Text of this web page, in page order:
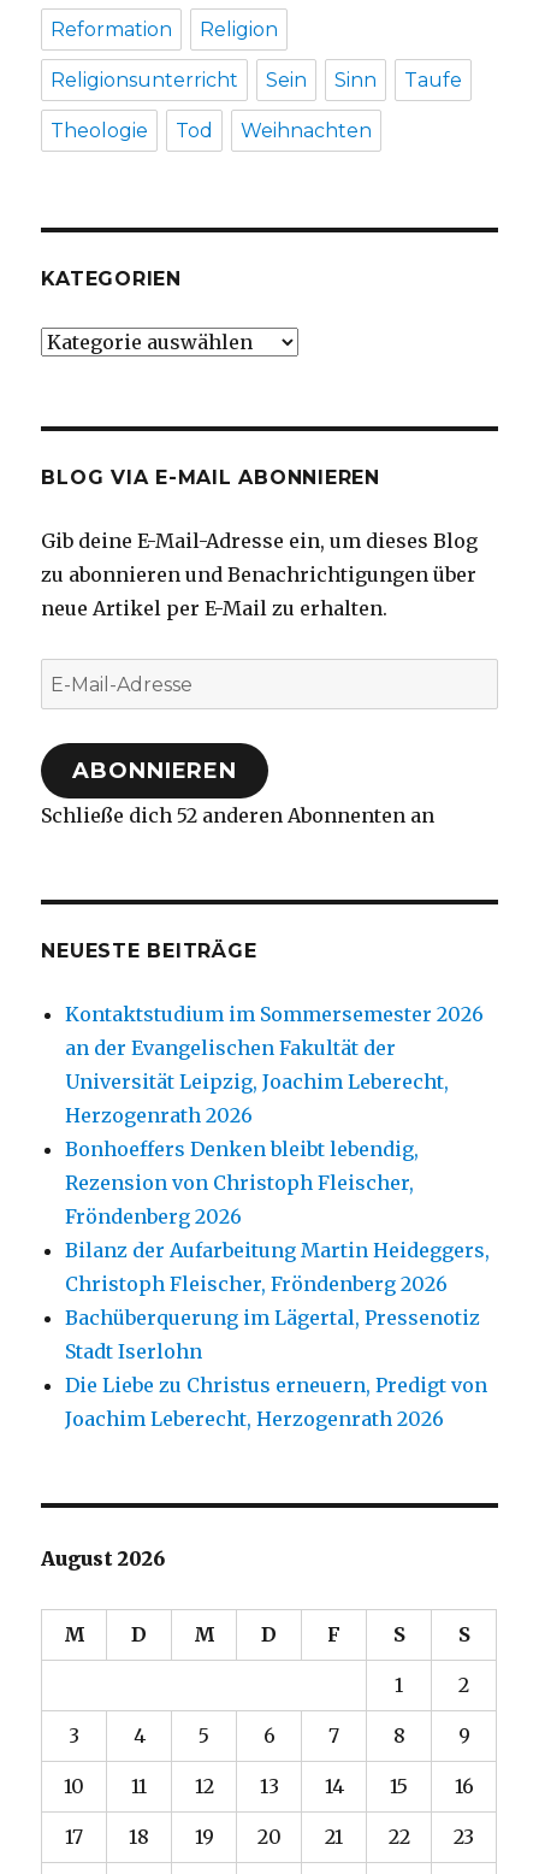
Reformation Religion
Religionsunterricht Sein Sinn Taufe
Theologie Tod Weihnachten
KATEGORIEN
Kategorien
BLOG VIA E-MAIL ABONNIEREN
Gib deine E-Mail-Adresse ein, um dieses Blog
zu abonnieren und Benachrichtigungen über
neue Artikel per E-Mail zu erhalten.
E-
Mail-
Adresse
ABONNIEREN
Schließe dich 52 anderen Abonnenten an
NEUESTE BEITRÄGE
Kontaktstudium im Sommersemester 2026
an der Evangelischen Fakultät der
Universität Leipzig, Joachim Leberecht,
Herzogenrath 2026
Bonhoeffers Denken bleibt lebendig,
Rezension von Christoph Fleischer,
Fröndenberg 2026
Bilanz der Aufarbeitung Martin Heideggers,
Christoph Fleischer, Fröndenberg 2026
Bachüberquerung im Lägertal, Pressenotiz
Stadt Iserlohn
Die Liebe zu Christus erneuern, Predigt von
Joachim Leberecht, Herzogenrath 2026
August 2026
M D M D F S S
1 2
3 4 5 6 7 8 9
10 11 12 13 14 15 16
17 18 19 20 21 22 23